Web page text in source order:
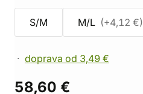
S/M M/L (+4,12 €)
doprava od 3,49 €
58,60 €